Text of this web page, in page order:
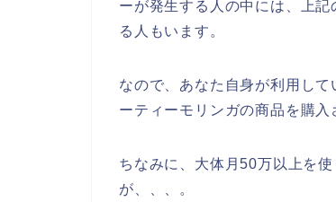
ーが発生する人の中には、上
る人もいます。
なので、あなた自身が利用し
ーティーモリンガの商品を購
ちなみに、大体月50万以上を
が、、、。